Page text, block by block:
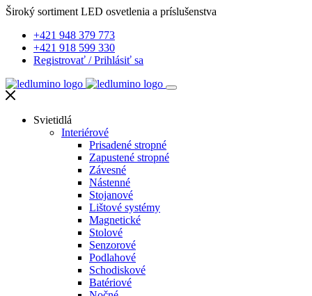
Široký sortiment LED osvetlenia a príslušenstva
+421 948 379 773
+421 918 599 330
Registrovať /Prihlásiť sa
Svietidlá
Interiérové
Prisadené stropné
Zapustené stropné
Závesné
Nástenné
Stojanové
Lištové systémy
Magnetické
Stolové
Senzorové
Podlahové
Schodiskové
Batériové